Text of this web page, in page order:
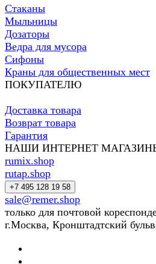
Стаканы
Мыльницы
Дозаторы
Ведра для мусора
Сифоны
Краны для общественных мест
ПОКУПАТЕЛЮ
Доставка товара
Возврат товара
Гарантия
НАШИ ИНТЕРНЕТ
rumix.shop
rutap.shop
+7 495 128 19 58
sale@remer.shop
только для почтовой
г.Москва, Кронштадтский